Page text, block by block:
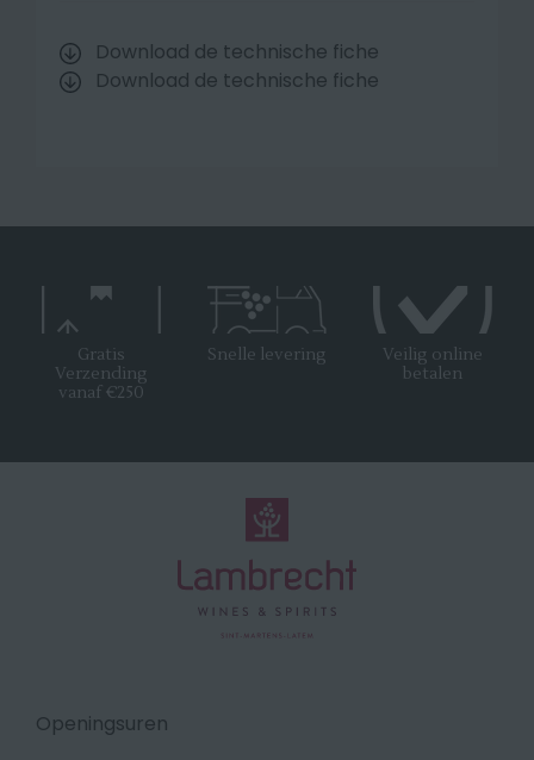
Download de technische fiche
Download de technische fiche
Gratis
Verzending
vanaf €250
Snelle levering
Veilig online
betalen
Openingsuren